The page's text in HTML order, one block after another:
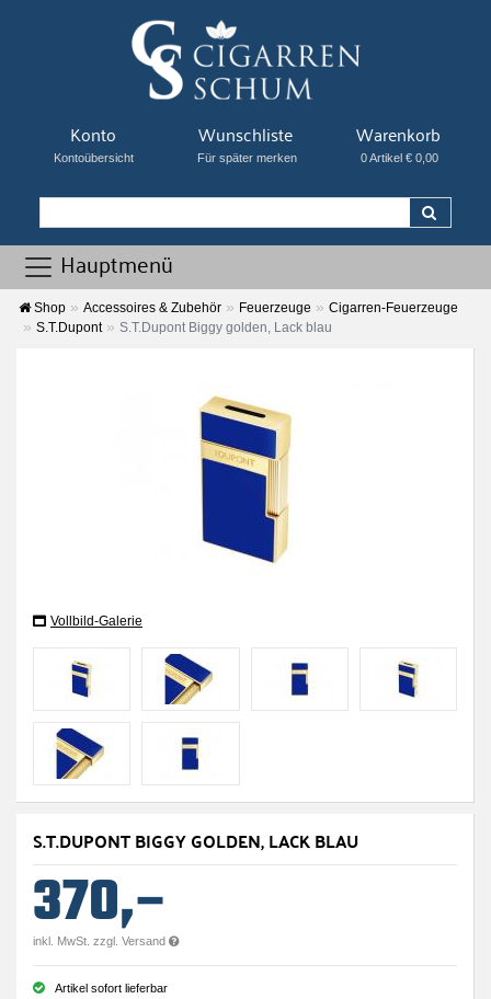
Konto
Kontoübersicht
Wunschliste
Für später merken
Warenkorb
0 Artikel € 0,00
Hauptmenü
Shop Accessoires & Zubehör Feuerzeuge
Cigarren-Feuerzeuge
S.T.Dupont
S.T.Dupont Biggy golden, Lack blau
Vollbild-Galerie
S.T.DUPONT BIGGY GOLDEN, LACK BLAU
370,–
inkl. MwSt. zzgl. Versand
Artikel sofort lieferbar